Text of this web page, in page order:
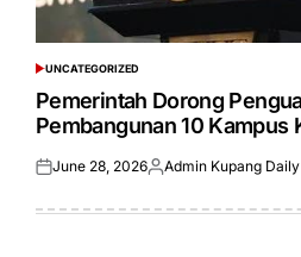
POSTED
IN
UNCATEGORIZED
Pemerintah Dorong
Pembangunan 10 Kampus
Posted
June 28, 2026Posted
Admin Kupang Daily